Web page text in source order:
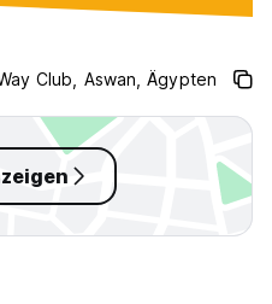
Club, Aswan, Ägypten